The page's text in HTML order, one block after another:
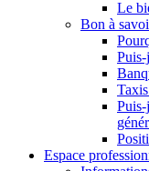
Le
Bon à
Espace